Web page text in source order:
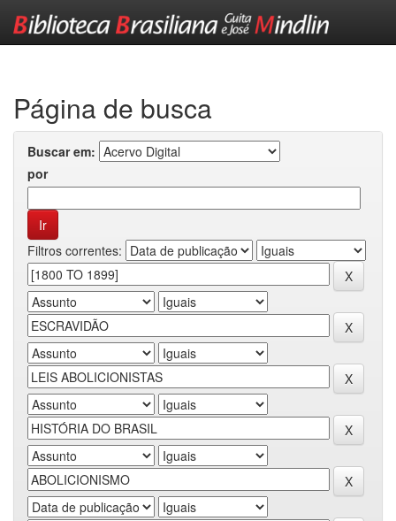
Página de busca
Buscar em:
por
Filtros correntes: